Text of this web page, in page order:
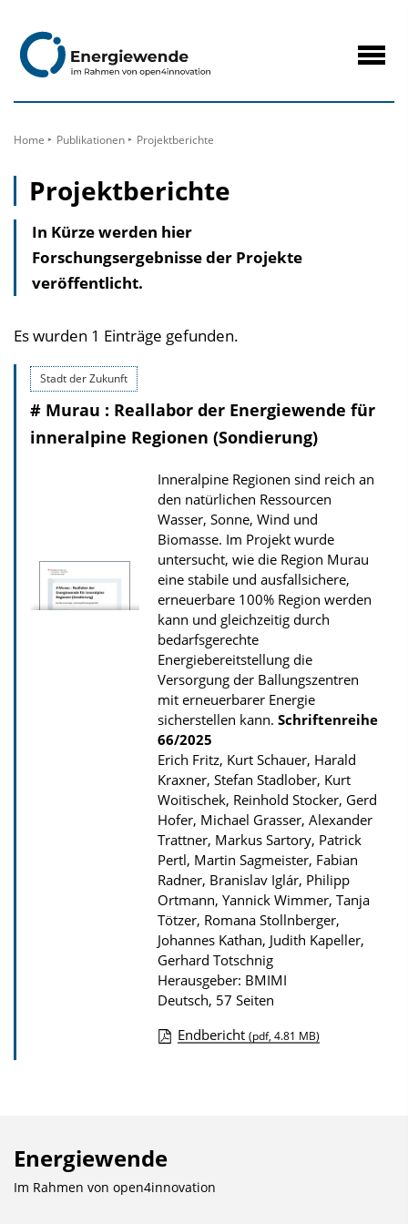
Home Publikationen Projektberichte
Projektberichte
In Kürze werden hier
Forschungsergebnisse der Projekte
veröffentlicht.
Es wurden 1 Einträge gefunden.
Stadt der Zukunft
# Murau : Reallabor der Energiewende für
inneralpine Regionen (Sondierung)
Inneralpine Regionen sind reich an
den natürlichen Ressourcen
Wasser, Sonne, Wind und
Biomasse. Im Projekt wurde
untersucht, wie die Region Murau
eine stabile und ausfallsichere,
erneuerbare 100% Region werden
kann und gleichzeitig durch
bedarfsgerechte
Energiebereitstellung die
Versorgung der Ballungszentren
mit erneuerbarer Energie
sicherstellen kann. Schriftenreihe
66/2025
Erich Fritz, Kurt Schauer, Harald
Kraxner, Stefan Stadlober, Kurt
Woitischek, Reinhold Stocker, Gerd
Hofer, Michael Grasser, Alexander
Trattner, Markus Sartory, Patrick
Pertl, Martin Sagmeister, Fabian
Radner, Branislav Iglár, Philipp
Ortmann, Yannick Wimmer, Tanja
Tötzer, Romana Stollnberger,
Johannes Kathan, Judith Kapeller,
Gerhard Totschnig
Herausgeber: BMIMI
Deutsch, 57 Seiten
l
o
Endbericht (pdf, 4.81 MB)
Energiewende
Im Rahmen von open4innovation